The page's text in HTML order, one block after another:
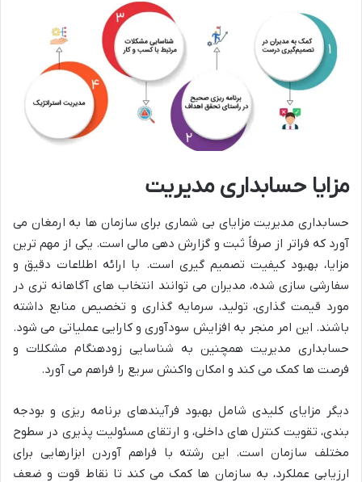
مزایا حسابداری مدیریت
حسابداری مدیریت مزایای بی شماری برای سازمان ها به ارمغان می
آورد که فراتر از صرفاً ثبت و گزارش دهی مالی است. یکی از مهم ترین
مزایا، بهبود کیفیت تصمیم گیری است. با ارائه اطلاعات دقیق و
سفارشی سازی شده، مدیران می توانند انتخاب های آگاهانه تری در
مورد قیمت گذاری، تولید، سرمایه گذاری و تخصیص منابع داشته
باشند. این امر منجر به افزایش سودآوری و کارایی عملیاتی می شود.
حسابداری مدیریت همچنین به شناسایی زودهنگام مشکلات و
فرصت ها کمک می کند و امکان واکنش سریع را فراهم می آورد.
دیگر مزایای کلیدی شامل بهبود فرآیندهای برنامه ریزی و بودجه
بندی، تقویت کنترل های داخلی، و ارتقای مسئولیت پذیری در سطوح
مختلف سازمان است. این رشته با فراهم آوردن ابزارهایی برای
ارزیابی عملکرد، به سازمان ها کمک می کند تا نقاط قوت و ضعف